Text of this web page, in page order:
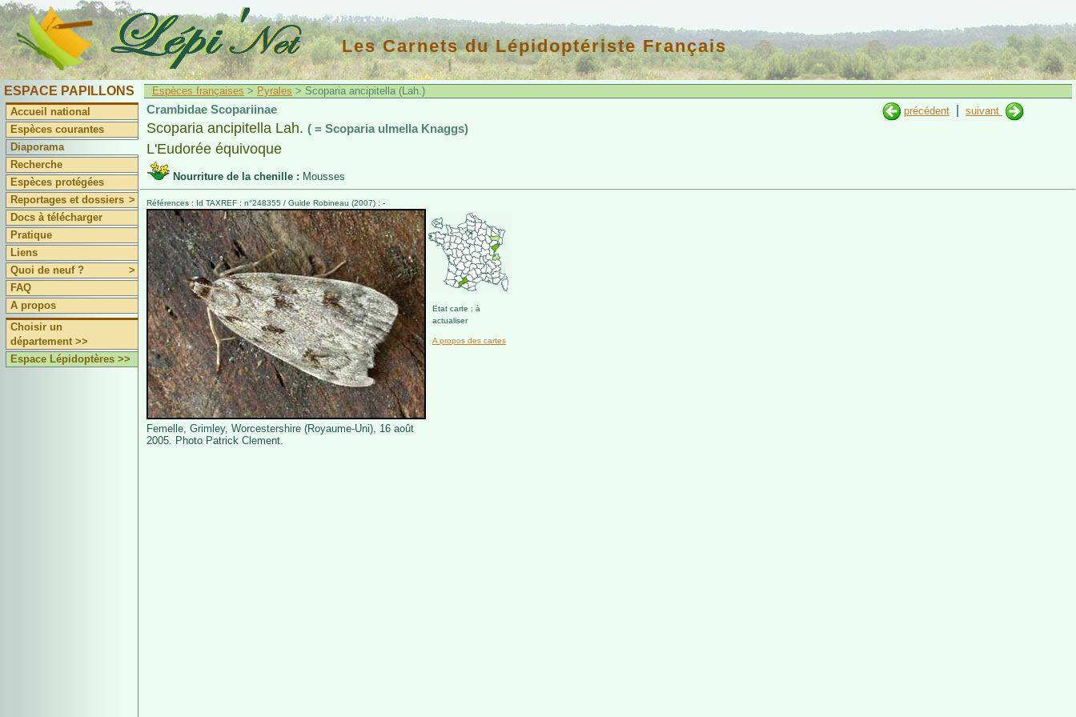
Les Carnets du Lépidoptériste Français
ESPACE PAPILLONS
Accueil national
Espèces courantes
Diaporama
Recherche
Espèces protégées
Reportages et dossiers >
Docs à télécharger
Pratique
Liens
Quoi de neuf ?
>
FAQ
A propos
Choisir un
département >>
Espace Lépidoptères >>
Espèces françaises > Pyrales > Scoparia ancipitella (Lah.)
précédent
suivant
Crambidae Scopariinae
Scoparia ancipitella Lah. ( = Scoparia ulmella Knaggs)
L'Eudorée équivoque
Nourriture de la chenille : Mousses
Références : Id TAXREF : n°248355 / Guide Robineau (2007) : -
Femelle, Grimley, Worcestershire (Royaume-Uni), 16 août
2005. Photo Patrick Clement.
Etat carte : à
actualiser
A propos des cartes